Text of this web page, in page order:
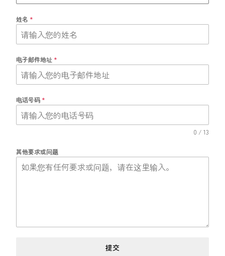
姓名 *
电子邮件地址 *
电话号码 *
0 / 13
其他要求或问题
提交